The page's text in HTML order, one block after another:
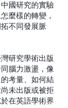
國研究的實驗
麼樣的轉變，
不同發展脈
研究學術出版
腦力激盪，像
考量、如何結
未出版或被拒
在英語學術界